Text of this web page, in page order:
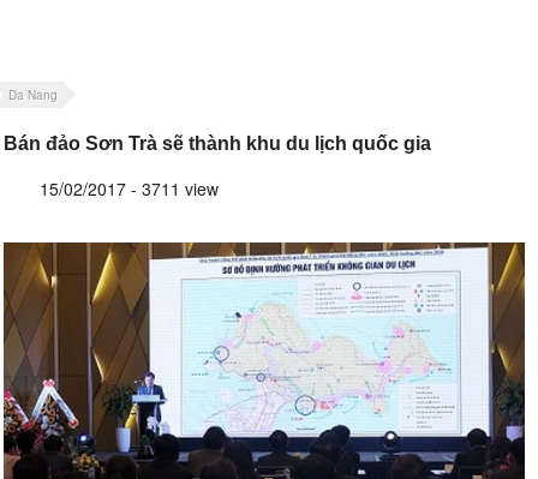
Da Nang
Bán đảo Sơn Trà sẽ thành khu du lịch quốc gia
15/02/2017 - 3711 view